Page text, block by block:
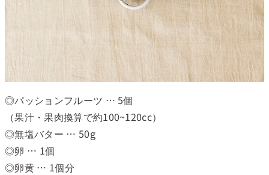
◎パッションフルーツ … 5個
（果汁・果肉換算で約100~120cc）
◎無塩バター … 50g
◎卵 … 1個
◎卵黄 … 1個分